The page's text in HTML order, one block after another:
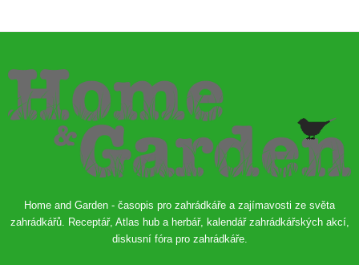
Home and Garden - časopis pro zahrádkáře a zajímavosti ze světa
zahrádkářů. Receptář, Atlas hub a herbář, kalendář zahrádkářských akcí,
diskusní fóra pro zahrádkáře.